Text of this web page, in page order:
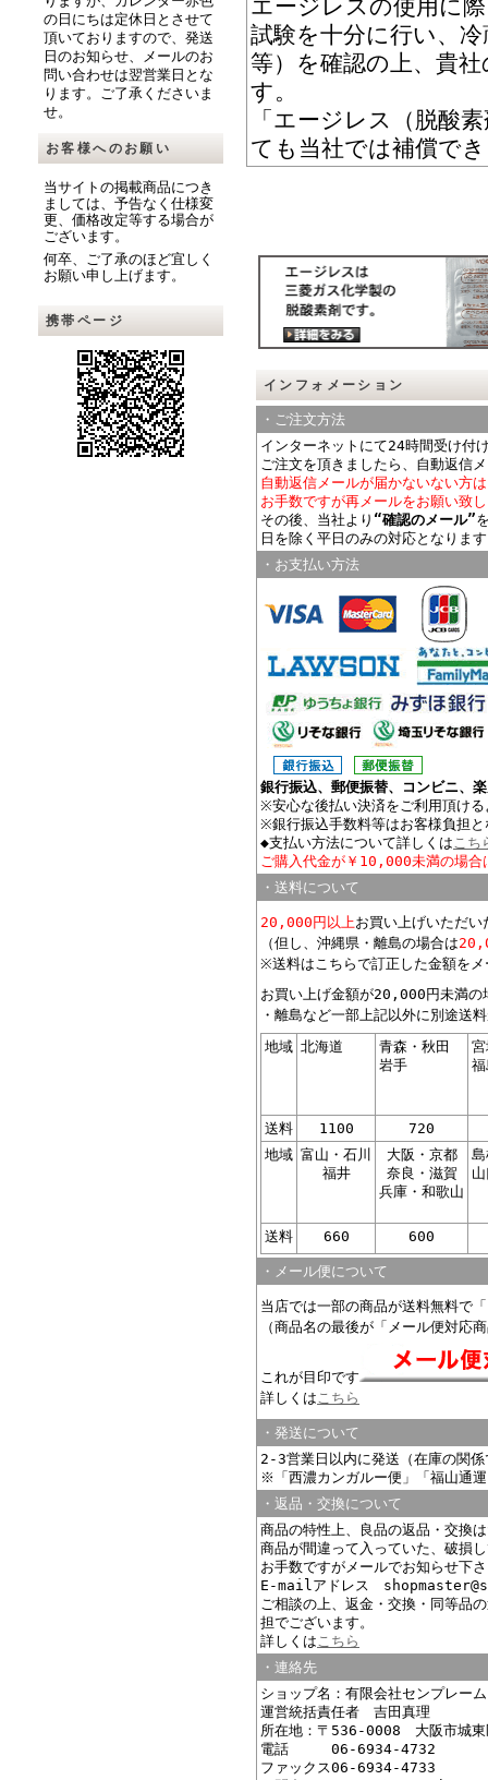
の日にちは定休日とさせて
頂いておりますので、発送
日のお知らせ、メールのお
問い合わせは翌営業日とな
ります。ご了承くださいま
せ。
お客様へのお願い
当サイトの掲載商品につき
ましては、予告なく仕様変
更、価格改定等する場合が
ございます。
何卒、ご了承のほど宜しく
お願い申し上げます。
携帯ページ
エージレスの使用に
試験を十分に行い、
等）を確認の上、貴
す。
「エージレス（脱酸
ても当社では補償で
インフォメーション
・ご注文方法
インターネットにて24時間受け付
ご注文を頂きましたら、自動返信
自動返信メールが届かないない方
お手数ですが再メールをお願い致
その後、当社より “確認のメール”
日を除く平日のみの対応となりま
・お支払い方法
銀行振込、郵便振替、コンビニ、
※安心な後払い決済をご利用頂け
※銀行振込手数料等はお客様負担
◆支払い方法について詳しくはこち
ご購入代金が￥10,000未満の場合
・送料について
20,000円以上お買い上げいただ
（但し、沖縄県・離島の場合は
※送料はこちらで訂正した金額を
お買い上げ金額が20,000円未満の
・離島など一部上記以外に別途送
地域 北海道
青森・秋田
岩手
送料 1100
720
地域 富山・石川
福井
大阪・京都
奈良・滋賀
兵庫・和歌山
送料 660 600
・メール便について
当店では一部の商品が送料無料で
（商品名の最後が「メール便対応
これが目印です
詳しくはこちら
・発送について
2-3営業日以内に発送（在庫の関
※「西濃カンガルー便」「福山通
・返品・交換について
商品の特性上、良品の返品・交換
商品が間違って入っていた、破損
お手数ですがメールでお知らせ下
E-mailアドレス
ご相談の上、返金・交換・同等品
担でございます。
詳しくはこちら
・連絡先
ショップ名：有限会社センプレーム
運営統括責任者 吉田真理
所在地：〒536-0008 大阪市城
電話 06-6934-4732
ファックス06-6934-4733